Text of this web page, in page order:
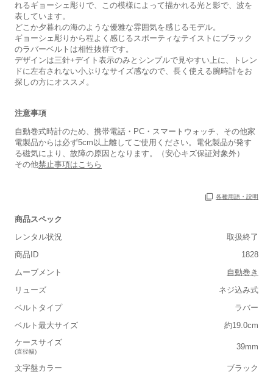
れるギョーシェ彫りで、この模様によって描かれる光と影で、波を
表しています。
どこか夕暮れの海のような優雅な雰囲気を感じるモデル。
ギョーシェ彫りから程よく感じるスポーティなテイストにブラック
のラバーベルトは相性抜群です。
デザインは三針+デイト表示のみとシンプルで見やすい上に、トレン
ドに左右されない小ぶりなサイズ感なので、長く使える腕時計をお
探しの方にオススメ。
注意事項
自動巻式時計のため、携帯電話・PC・スマートウォッチ、その他家
電製品からは必ず5cm以上離してご使用ください。電化製品が発す
る磁気により、故障の原因となります。（安心キズ保証対象外）
その他禁止事項はこちら
各種用語・説明
商品スペック
レンタル状況
取扱終了
商品ID
1828
ムーブメント
自動巻き
リューズ
ネジ込み式
ベルトタイプ
ラバー
ベルト最大サイズ
約19.0cm
ケースサイズ
(直径幅)
39mm
文字盤カラー
ブラック
■重さ(ベルト込み)
■ケースの大きさ
小さい 大きい
■装飾感